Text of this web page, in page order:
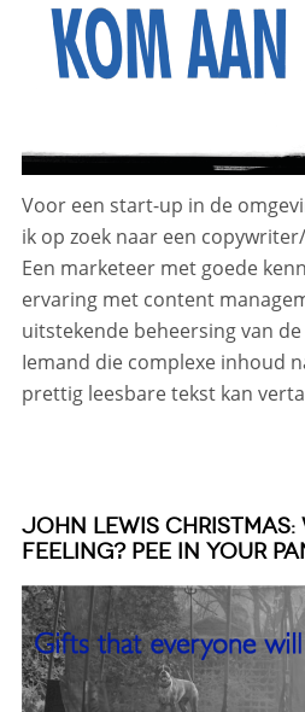
Voor een start-up in de
ik op zoek naar een
Een marketeer met goede
ervaring met content
uitstekende beheersing van
Iemand die complexe inhoud
prettig leesbare tekst kan
JOHN LEWIS CHRISTMAS:
FEELING? PEE IN YOUR